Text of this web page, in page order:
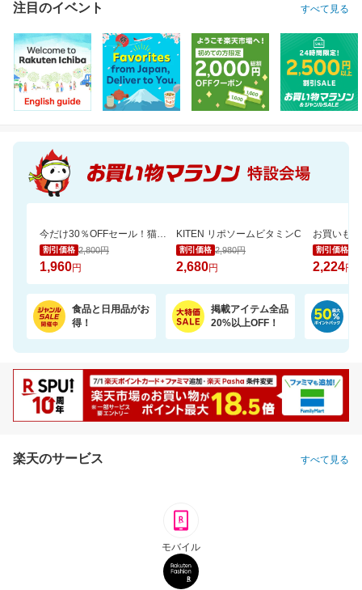
注目のイベント すべて見る
今だけ30％OFFセール！猫砂鉱物タイプ＼約一か月490円／【楽天オリジナル】
割引価格 2,800円
1,960円
KITEN リポソームビタミンC
割引価格 2,980円
2,680円
割引価格
2,224円
食品と日用品がお
得！
掲載アイテム全品
20%以上OFF！
楽天のサービス すべて見る
モバイル